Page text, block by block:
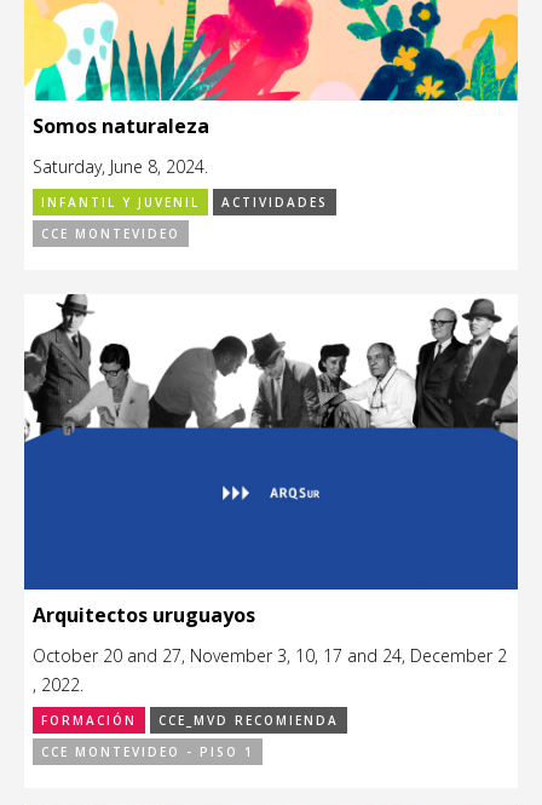
Somos naturaleza
Saturday, June 8, 2024.
INFANTIL Y JUVENIL
ACTIVIDADES
CCE MONTEVIDEO
Arquitectos uruguayos
October 20 and 27, November 3, 10, 17 and 24, December 2
, 2022.
FORMACIÓN
CCE_MVD RECOMIENDA
CCE MONTEVIDEO - PISO 1